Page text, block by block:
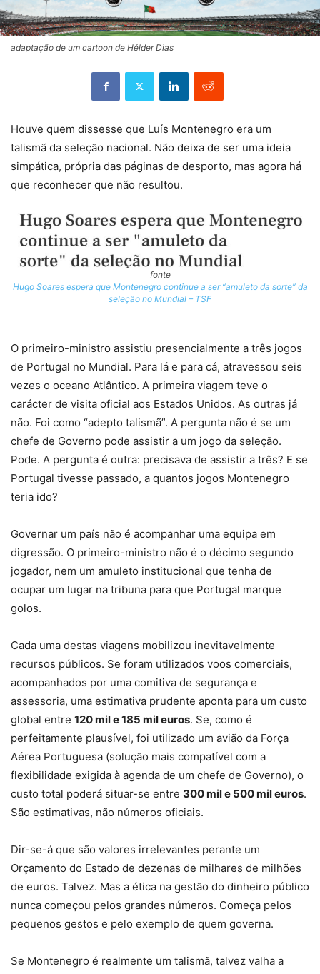
adaptação de um cartoon de Hélder Dias
Houve quem dissesse que Luís Montenegro era um
talismã da seleção nacional. Não deixa de ser uma ideia
simpática, própria das páginas de desporto, mas agora há
que reconhecer que não resultou.
fonte
Hugo Soares espera que Montenegro continue a ser “amuleto da sorte” da
seleção no Mundial – TSF
O primeiro-ministro assistiu presencialmente a três jogos
de Portugal no Mundial. Para lá e para cá, atravessou seis
vezes o oceano Atlântico. A primeira viagem teve o
carácter de visita oficial aos Estados Unidos. As outras já
não. Foi como “adepto talismã”. A pergunta não é se um
chefe de Governo pode assistir a um jogo da seleção.
Pode. A pergunta é outra: precisava de assistir a três? E se
Portugal tivesse passado, a quantos jogos Montenegro
teria ido?
Governar um país não é acompanhar uma equipa em
digressão. O primeiro-ministro não é o décimo segundo
jogador, nem um amuleto institucional que tenha de
ocupar um lugar na tribuna para que Portugal marque
golos.
Cada uma destas viagens mobilizou inevitavelmente
recursos públicos. Se foram utilizados voos comerciais,
acompanhados por uma comitiva de segurança e
assessoria, uma estimativa prudente aponta para um custo
global entre 120 mil e 185 mil euros. Se, como é
perfeitamente plausível, foi utilizado um avião da Força
Aérea Portuguesa (solução mais compatível com a
flexibilidade exigida à agenda de um chefe de Governo), o
custo total poderá situar-se entre 300 mil e 500 mil euros.
São estimativas, não números oficiais.
Dir-se-á que são valores irrelevantes perante um
Orçamento do Estado de dezenas de milhares de milhões
de euros. Talvez. Mas a ética na gestão do dinheiro público
nunca começou pelos grandes números. Começa pelos
pequenos gestos e pelo exemplo de quem governa.
Se Montenegro é realmente um talismã, talvez valha a